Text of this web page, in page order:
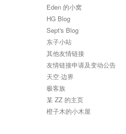
Eden 的小窝
HG Blog
Sept's Blog
东子小站
其他友情链接
友情链接申请及变动公告
天空·边界
极客族
某 ZZ 的主页
橙子木的小木屋